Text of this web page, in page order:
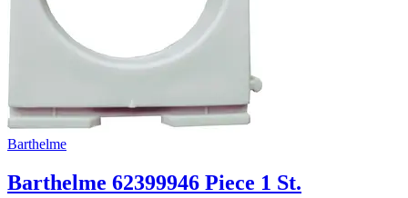
Barthelme
Barthelme 62399946 Piece 1 St.